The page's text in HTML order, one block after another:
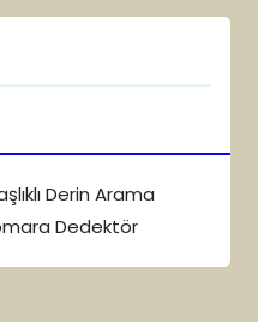
Derin Arama
Dedektör